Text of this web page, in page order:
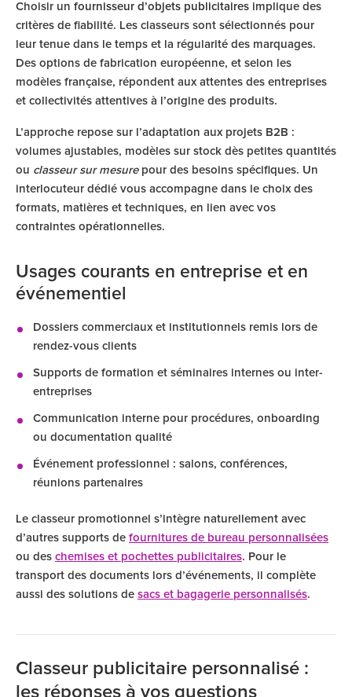
Choisir un fournisseur d’objets publicitaires implique des
critères de fiabilité. Les classeurs sont sélectionnés pour
leur tenue dans le temps et la régularité des marquages.
Des options de fabrication européenne, et selon les
modèles française, répondent aux attentes des entreprises
et collectivités attentives à l’origine des produits.
L’approche repose sur l’adaptation aux projets B2B :
volumes ajustables, modèles sur stock dès petites quantités
ou classeur sur mesurepour des besoins spécifiques. Un
interlocuteur dédié vous accompagne dans le choix des
formats, matières et techniques, en lien avec vos
contraintes opérationnelles.
Usages courants en entreprise et en
événementiel
Dossiers commerciaux et institutionnels remis lors de
rendez-vous clients
Supports de formation et séminaires internes ou inter-
entreprises
Communication interne pour procédures, onboarding
ou documentation qualité
Événement professionnel : salons, conférences,
réunions partenaires
Le classeur promotionnel s’intègre naturellement avec
d’autres supports de fournitures de bureau personnalisées
ou des chemises et pochettes publicitaires. Pour le
transport des documents lors d’événements, il complète
aussi des solutions de sacs et bagagerie personnalisés.
Classeur publicitaire personnalisé :
les réponses à vos questions